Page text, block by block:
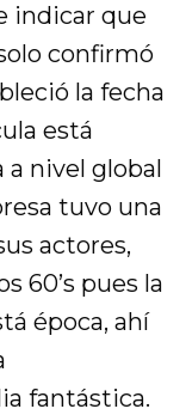
indicar que
confirmó
la fecha
está
a nivel global
tuvo una
actores,
60’s pues la
época, ahí
fantástica.